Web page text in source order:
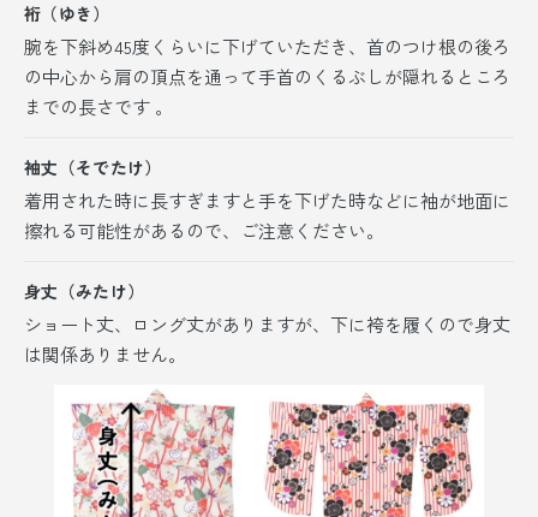
裄（ゆき）
腕を下斜め45度くらいに下げていただき、首のつけ根の後ろ
の中心から肩の頂点を通って手首のくるぶしが隠れるところ
までの長さです 。
袖丈（そでたけ）
着用された時に長すぎますと手を下げた時などに袖が地面に
擦れる可能性があるので、ご注意ください。
身丈（みたけ）
ショート丈、ロング丈がありますが、 下に袴を履くので身丈
は関係ありません。